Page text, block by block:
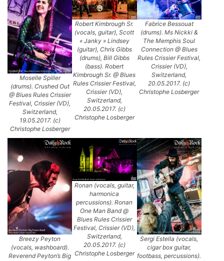
Moselle Spiller
(drums). Crushed Out
@ Blues Rules Crissier
Festival, Crissier (VD),
Switzerland,
19.05.2017. (c)
Christophe Losberger
Robert Kimbrough Sr.
(vocals, guitar), Scott
« Janky » Lindsey
(guitar), Chris Gibbs
(drums), Bill Gibbs
(bass). Robert
Kimbrough Sr. @ Blues
Rules Crissier Festival,
Crissier (VD),
Switzerland,
20.05.2017. (c)
Christophe Losberger
Fabrice Bessouat
(drums). Ms Nickki &
The Memphis Soul
Connection @ Blues
Rules Crissier Festival,
Crissier (VD),
Switzerland,
20.05.2017. (c)
Christophe Losberger
Breezy Peyton
(vocals, washboard).
Reverend Peyton’s Big
Ronan (vocals, guitar,
harmonica
percussions). Ronan
One Man Band @
Blues Rules Crissier
Festival, Crissier (VD),
Switzerland,
20.05.2017. (c)
Christophe Losberger
Sergi Estella (vocals,
cigar box guitar,
footbass, percussions).